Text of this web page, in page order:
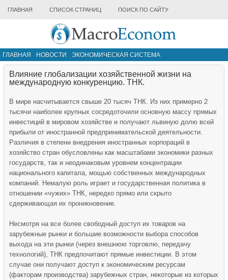
ГЛАВНАЯ СПИСОК СТРАНИЦ ПОИСК ПО САЙТУ
ГЛАВНАЯ НОВОСТИ
ЭКОНОМИЧЕСКАЯ СИСТЕМА
ИНФРАСТРУКТУРА РЫНКА
Влияние глобализации хозяйственной жизни на
международную конкуренцию. ТНК.
В мире насчитывается свыше 20 тысяч ТНК. Из них примерно 2
тысячи наиболее крупных сосредоточили основную массу прямых
инвестиций в мировом хозяйстве и получают львиную долю всей
прибыли от иностранной предпринимательской деятельности.
Различия в степени внедрения иностранных корпораций в
хозяйство стран обусловлены как масштабами экономики разных
государств, так и неодинаковым уровнем концентрации
национального капитала, мощью собственных международных
компаний. Немалую роль играет и государственная политика в
отношении «чужих» ТНК, нередко прямо или скрыто
сдерживающая их проникновение.
Несмотря на все более свободный доступ их товаров на
зарубежные рынки и большие возможности выбора способов
выхода на эти рынки (через внешнюю торговлю, передачу
технологий), ТНК предпочитают прямые инвестиции. В этом
случае они получают доступ к экономическим ресурсам
(факторам производства) зарубежных стран, некоторые из которых